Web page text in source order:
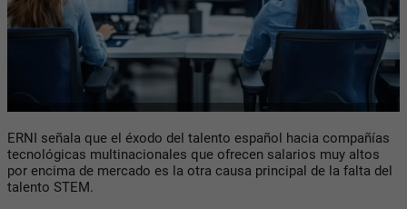
ERNI señala que el éxodo del talento español hacia compañías
tecnológicas multinacionales que ofrecen salarios muy altos
por encima de mercado es la otra causa principal de la falta del
talento STEM.